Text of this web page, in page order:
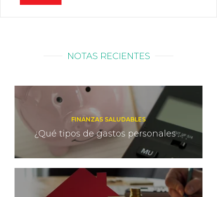
NOTAS RECIENTES
FINANZAS SALUDABLES
¿Qué tipos de gastos personales ...